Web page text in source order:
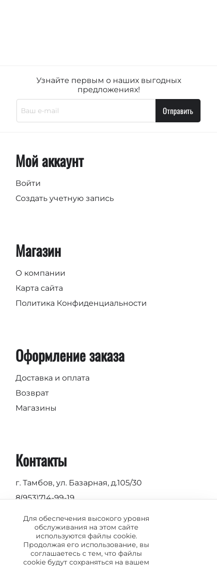
Узнайте первым о наших выгодных
предложениях!
Отправить
Мой аккаунт
Войти
Создать учетную запись
Магазин
О компании
Карта сайта
Политика Конфиденциальности
Оформление заказа
Доставка и оплата
Возврат
Магазины
Контакты
г. Тамбов, ул. Базарная, д.105/30
8(953)714-99-19
info@vermond.ru
Для обеспечения высокого уровня
обслуживания на этом сайте
используются файлы cookie.
Продолжая его использование, вы
соглашаетесь с тем, что файлы
cookie будут сохраняться на вашем